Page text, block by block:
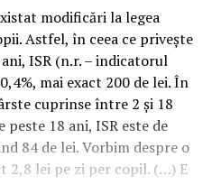
modificări la legea
Astfel, în ceea ce priveşte
ISR (n.r. – indicatorul
mai exact 200 de lei. În
cuprinse între 2 şi 18
18 ani, ISR este de
84 de lei. Vorbim despre o
2,8 lei pe zi per copil. (…) E